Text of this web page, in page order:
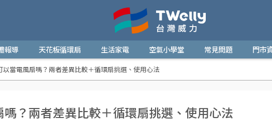
報導 天花板循環扇 生活家電 空氣小學堂 常見問題 門市
以當電風扇嗎？兩者差異比較＋循環扇挑選、使用心法
？兩者差異比較＋循環扇挑選、使用心法